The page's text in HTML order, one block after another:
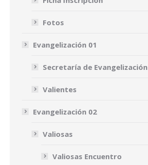
Fotos
Evangelización 01
Secretaría de Evangelización
Valientes
Evangelización 02
Valiosas
Valiosas Encuentro